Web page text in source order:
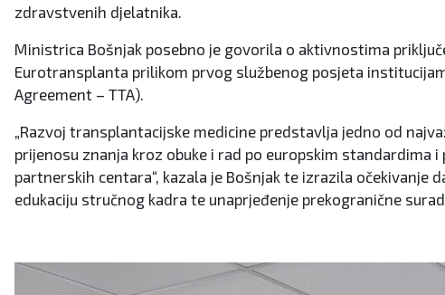
zdravstvenih djelatnika.
Ministrica Bošnjak posebno je govorila o aktivnostima
Eurotransplanta prilikom prvog službenog posjeta
Agreement – TTA).
„Razvoj transplantacijske medicine predstavlja jedno od
prijenosu znanja kroz obuke i rad po europskim standardima
partnerskih centara“, kazala je Bošnjak te izrazila
edukaciju stručnog kadra te unaprjeđenje prekogranične